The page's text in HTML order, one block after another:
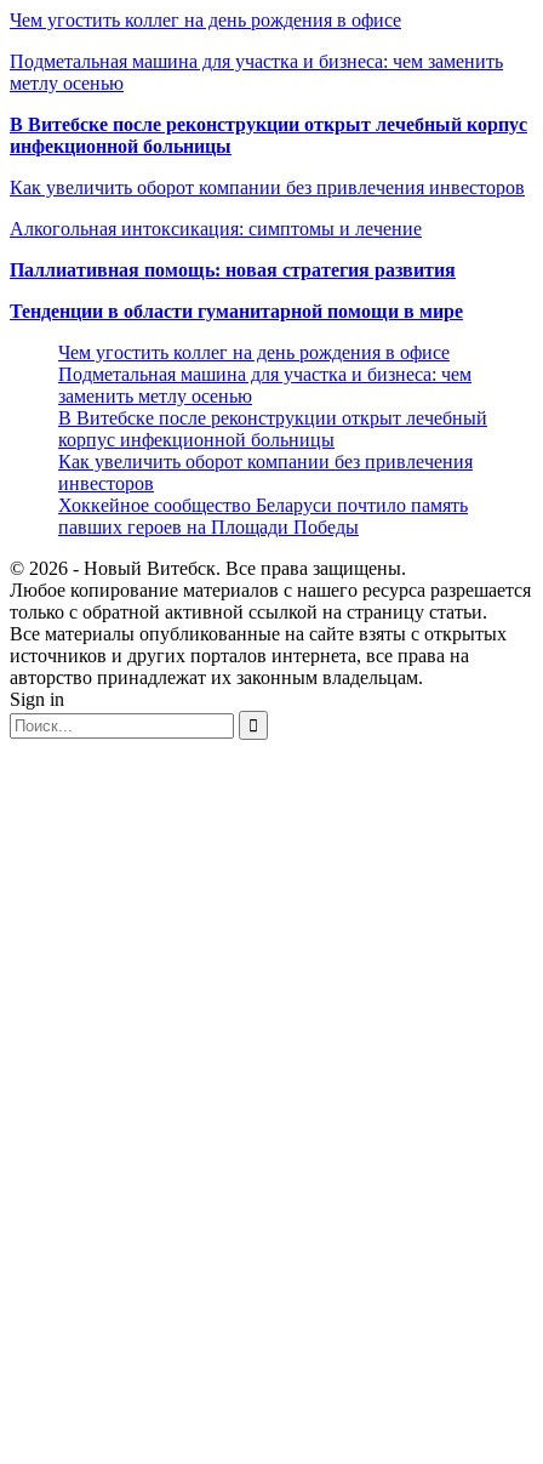
Чем угостить коллег на день рождения в офисе
Подметальная машина для участка и бизнеса: чем заменить
метлу осенью
В Витебске после реконструкции открыт лечебный корпус
инфекционной больницы
Как увеличить оборот компании без привлечения инвесторов
Алкогольная интоксикация: симптомы и лечение
Паллиативная помощь: новая стратегия развития
Тенденции в области гуманитарной помощи в мире
Чем угостить коллег на день рождения в офисе
Подметальная машина для участка и бизнеса: чем
заменить метлу осенью
В Витебске после реконструкции открыт лечебный
корпус инфекционной больницы
Как увеличить оборот компании без привлечения
инвесторов
Хоккейное сообщество Беларуси почтило память
павших героев на Площади Победы
© 2026 - Новый Витебск. Все права защищены.
Любое копирование материалов с нашего ресурса разрешается
только с обратной активной ссылкой на страницу статьи.
Все материалы опубликованные на сайте взяты с открытых
источников и других порталов интернета, все права на
авторство принадлежат их законным владельцам.
Sign in